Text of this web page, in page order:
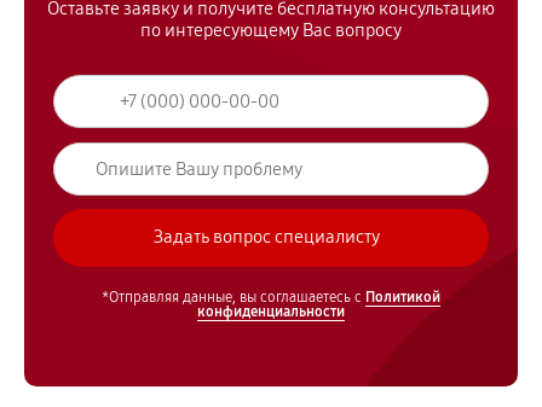
Оставьте заявку и получите бесплатную консультацию
по интересующему Вас вопросу
*Отправляя данные, вы соглашаетесь с Политикой
конфиденциальности